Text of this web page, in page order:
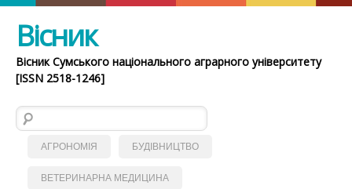
Вісник
Вісник Сумського національного аграрного університету
[ISSN 2518-1246]
Пошук:
АГРОНОМІЯ БУДІВНИЦТВО
ВЕТЕРИНАРНА МЕДИЦИНА